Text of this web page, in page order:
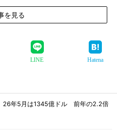
を見る
LINE Hatena
26年5月は1345億ドル 前年の2.2倍